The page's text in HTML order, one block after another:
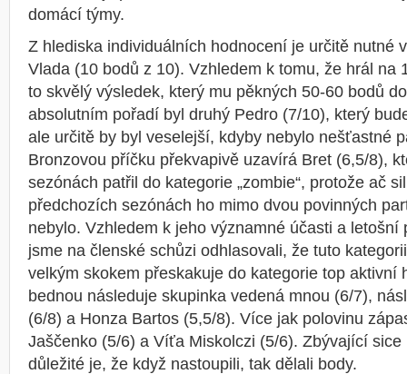
domácí týmy.
Z hlediska individuálních hodnocení je určitě nutné
Vlada (10 bodů z 10). Vzhledem k tomu, že hrál na
to skvělý výsledek, který mu pěkných 50-60 bodů
absolutním pořadí byl druhý Pedro (7/10), který
ale určitě by byl veselejší, kdyby nebylo nešťastné
Bronzovou příčku překvapivě uzavírá Bret (6,5/8),
sezónách patřil do kategorie „zombie“, protože ač
předchozích sezónách ho mimo dvou povinných
nebylo. Vzhledem k jeho významné účasti a letošní
jsme na členské schůzi odhlasovali, že tuto
velkým skokem přeskakuje do kategorie top aktivní
bednou následuje skupinka vedená mnou (6/7),
(6/8) a Honza Bartos (5,5/8). Více jak polovinu
Jaščenko (5/6) a Víťa Miskolczi (5/6). Zbývající sice
důležité je, že když nastoupili, tak dělali body.